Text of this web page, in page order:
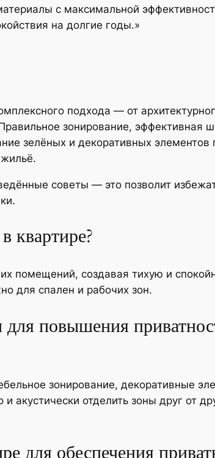
с максимальной
на долгие годы.»
подхода — от
зонирование, эффективная
зелёных и декоративных элементов
советы — это позволит
квартире?
помещений, создавая тихую и
для спален и рабочих зон.
повышения
зонирование, декоративные
отделить зоны друг от
для обеспечения